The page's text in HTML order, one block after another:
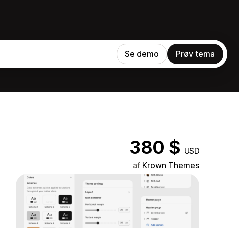
Se demo Prøv tema
380 $ USD
af Krown Themes